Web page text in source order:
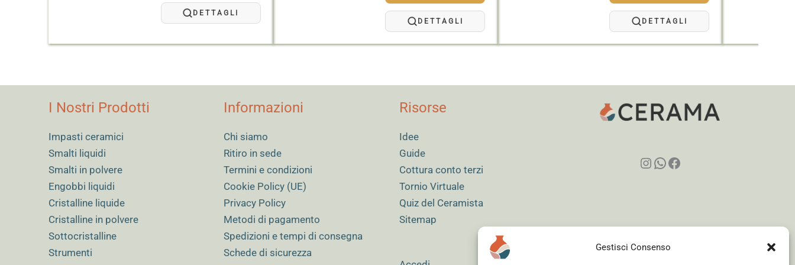
Gestisci Consenso
a
23,40 €
DETTAGLI
15,70 €
a
70,00 €
DETTAGLI
23,40 €
a
95,00 €
DETTAGLI
I Nostri Prodotti
Impasti ceramici
Smalti liquidi
Smalti in polvere
Engobbi liquidi
Cristalline liquide
Cristalline in polvere
Sottocristalline
Strumenti
Informazioni
Chi siamo
Ritiro in sede
Termini e condizioni
Cookie Policy (UE)
Privacy Policy
Metodi di pagamento
Spedizioni e tempi di consegna
Schede di sicurezza
Risorse
Idee
Guide
Cottura conto terzi
Tornio Virtuale
Quiz del Ceramista
Sitemap
Instagram
WhatsApp
Facebook